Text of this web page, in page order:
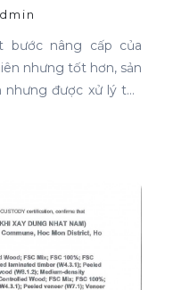
bước nâng cấp của
nhưng tốt hơn, sản
được xử lý tạo